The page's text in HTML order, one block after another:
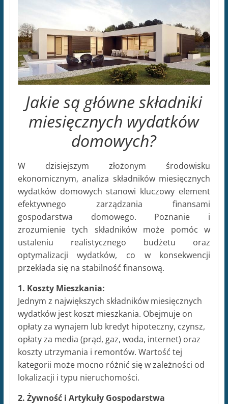
Jakie są główne składniki
miesięcznych wydatków
domowych?
W dzisiejszym złożonym środowisku
ekonomicznym, analiza składników miesięcznych
wydatków domowych stanowi kluczowy element
efektywnego zarządzania finansami
gospodarstwa domowego. Poznanie i
zrozumienie tych składników może pomóc w
ustaleniu realistycznego budżetu oraz
optymalizacji wydatków, co w konsekwencji
przekłada się na stabilność finansową.
1. Koszty Mieszkania:
Jednym z największych składników miesięcznych
wydatków jest koszt mieszkania. Obejmuje on
opłaty za wynajem lub kredyt hipoteczny, czynsz,
opłaty za media (prąd, gaz, woda, internet) oraz
koszty utrzymania i remontów. Wartość tej
kategorii może mocno różnić się w zależności od
lokalizacji i typu nieruchomości.
2. Żywność i Artykuły Gospodarstwa